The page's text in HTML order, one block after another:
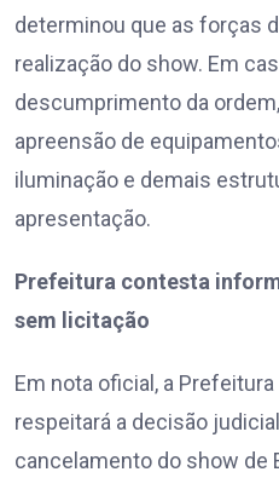
determinou que as forças
realização do show. Em
descumprimento da
apreensão de
iluminação e demais
apresentação.
Prefeitura contesta
sem licitação
Em nota oficial, a
respeitará a decisão
cancelamento do show de